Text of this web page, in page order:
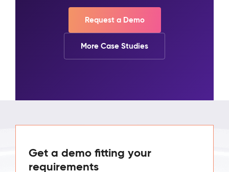
Request a Demo
More Case Studies
Get a demo fitting your
requirements